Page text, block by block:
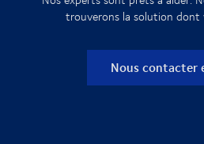
trouverons la solution dont
Nous contacter